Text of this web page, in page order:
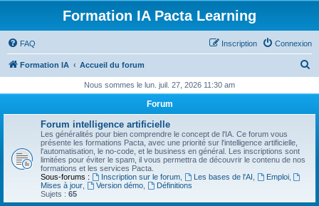
Formation IA Pacta Learning
FAQ Connexion
Inscription
Formation IA Accueil du forum
h
e
Nous sommes le lun. juil. 27, 2026 11:30 am
Forum
Forum intelligence artificielle
Les généralités pour bien comprendre le concept de l'IA. Ce forum vous
présente les formations Pacta, avec une priorité sur l'intelligence artificielle,
l'automatisation, le no-code, et le business en général. Les inscriptions sont
limitées pour éviter le spam, il vous permettra de découvrir le contenu de nos
formations et les services Pacta.
Sous-forums :
Inscription sur le forum, Les bases de l'AI Emploi,
Mises à jour
Version démo,
Définitions
Sujets : 65